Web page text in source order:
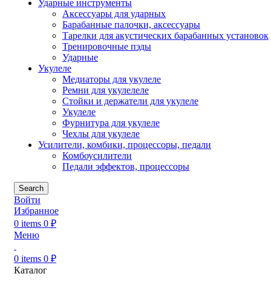
Ударные инструменты
Аксессуары для ударных
Барабанные палочки, аксессуары
Тарелки для акустических барабанных установок
Тренировочные пэды
Ударные
Укулеле
Медиаторы для укулеле
Ремни для укулелеле
Стойки и держатели для укулеле
Укулеле
Фурнитура для укулеле
Чехлы для укулеле
Усилители, комбики, процессоры, педали
Комбоусилители
Педали эффектов, процессоры
Search
Войти
Избранное
0 items 0 ₽
Меню
0 items 0 ₽
Каталог